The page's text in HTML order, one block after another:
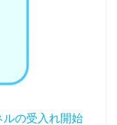
の受入れ開始